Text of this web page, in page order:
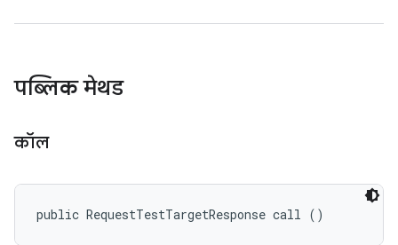
पब्लिक मेथड
कॉल
public RequestTestTargetResponse call ()